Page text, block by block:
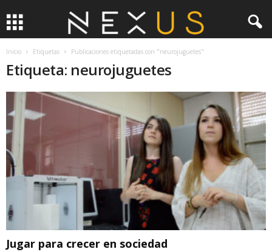
Inicio Etiquetas Publicaciones etiquetadas con "neurojuguetes"
Etiqueta: neurojuguetes
Jugar para crecer en sociedad